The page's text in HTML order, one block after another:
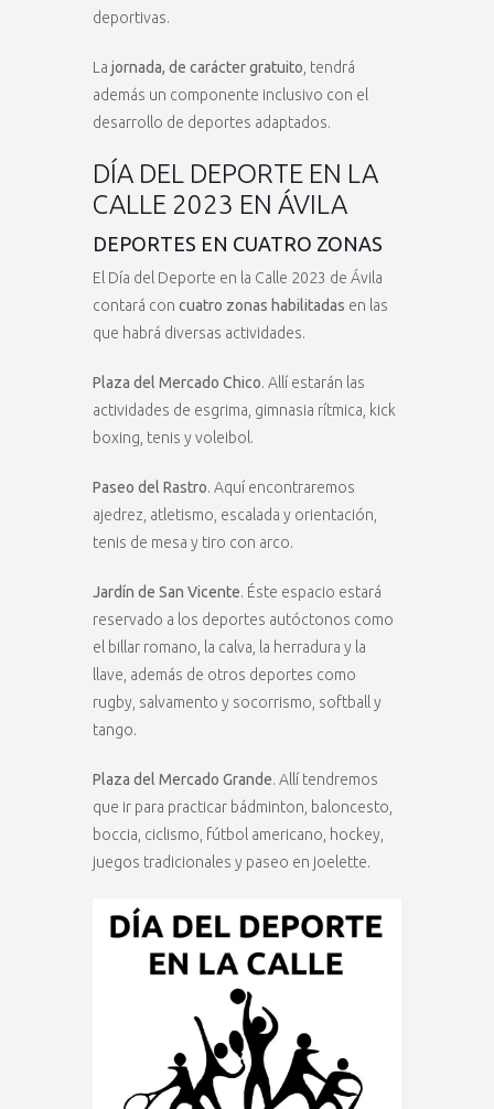
deportivas.
La jornada, de carácter gratuito , tendrá
además un componente inclusivo con el
desarrollo de deportes adaptados.
DÍA DEL DEPORTE EN LA
CALLE 2023 EN ÁVILA
DEPORTES EN CUATRO ZONAS
El Día del Deporte en la Calle 2023 de Ávila
contará con cuatro zonas habilitadas en las
que habrá diversas actividades.
Plaza del Mercado Chico. Allí estarán las
actividades de esgrima, gimnasia rítmica, kick
boxing, tenis y voleibol.
Paseo del Rastro. Aquí encontraremos
ajedrez, atletismo, escalada y orientación,
tenis de mesa y tiro con arco.
Jardín de San Vicente. Éste espacio estará
reservado a los deportes autóctonos como
el billar romano, la calva, la herradura y la
llave, además de otros deportes como
rugby, salvamento y socorrismo, softball y
tango.
Plaza del Mercado Grande. Allí tendremos
que ir para practicar bádminton, baloncesto,
boccia, ciclismo, fútbol americano, hockey,
juegos tradicionales y paseo en joelette.